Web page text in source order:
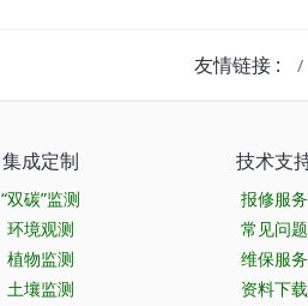
友情链接 :
集成定制
“双碳”监测
环境观测
植物监测
土壤监测
技术支
报修服务
常见问题
维保服务
资料下载